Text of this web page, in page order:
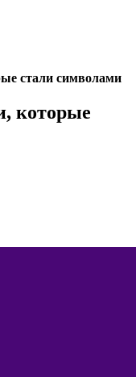
стали символами
которые